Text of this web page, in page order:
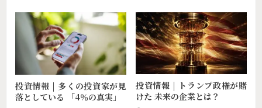
投資情報 | 多くの投資家が見
落としている 「4％の真実」
投資情報 | トランプ政権が賭
けた 未来の企業とは？